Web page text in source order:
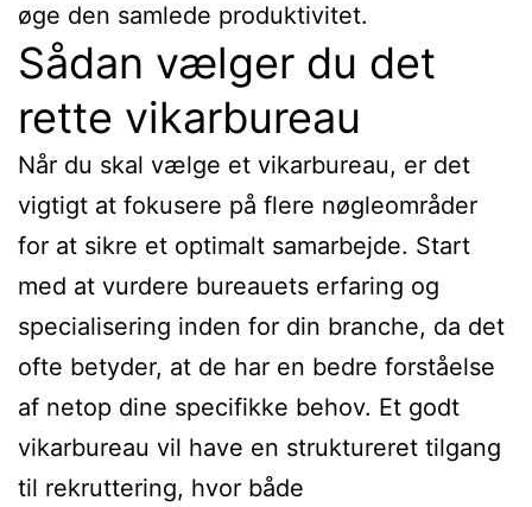
øge den samlede produktivitet.
Sådan vælger du det
rette vikarbureau
Når du skal vælge et vikarbureau, er det
vigtigt at fokusere på flere nøgleområder
for at sikre et optimalt samarbejde. Start
med at vurdere bureauets erfaring og
specialisering inden for din branche, da det
ofte betyder, at de har en bedre forståelse
af netop dine specifikke behov. Et godt
vikarbureau vil have en struktureret tilgang
til rekruttering, hvor både